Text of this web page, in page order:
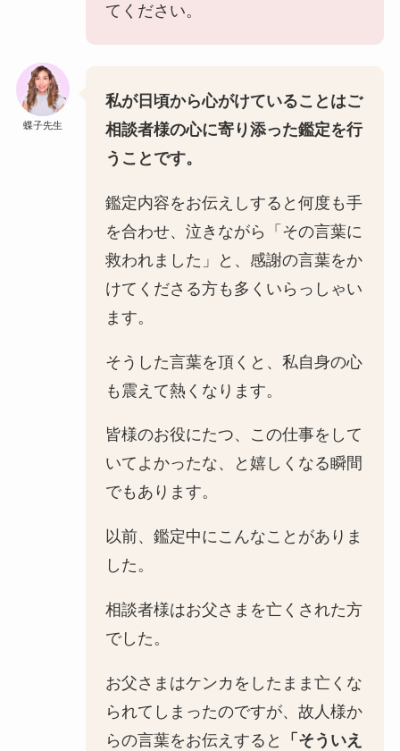
てください。
蝶子先生
私が日頃から心がけていることはご
相談者様の心に寄り添った鑑定を行
うことです。
鑑定内容をお伝えしすると何度も手
を合わせ、泣きながら「その言葉に
救われました」と、感謝の言葉をか
けてくださる方も多くいらっしゃい
ます。
そうした言葉を頂くと、私自身の心
も震えて熱くなります。
皆様のお役にたつ、この仕事をして
いてよかったな、と嬉しくなる瞬間
でもあります。
以前、鑑定中にこんなことがありま
した。
相談者様はお父さまを亡くされた方
でした。
お父さまはケンカをしたまま亡くな
られてしまったのですが、故人様か
らの言葉をお伝えすると
「そういえ